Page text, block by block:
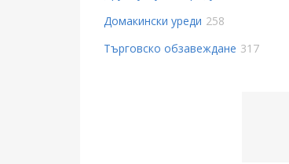
Домакински уреди 258
Търговско обзавеждане 317